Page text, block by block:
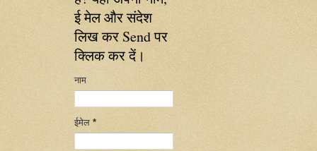
ई मेल और संदेश
लिख कर Send पर
क्लिक कर दें।
नाम
ईमेल *